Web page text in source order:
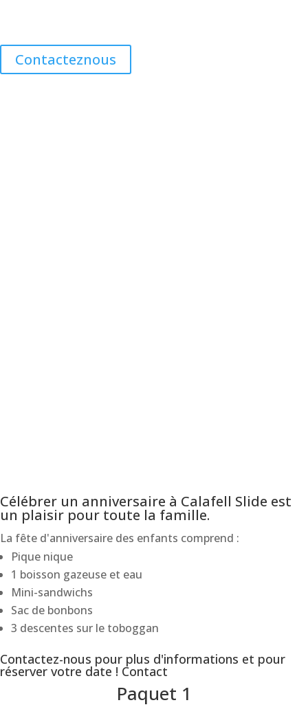
Contacteznous
Célébrer un anniversaire à Calafell Slide est
un plaisir pour toute la famille.
La fête d'anniversaire des enfants comprend :
Pique nique
1 boisson gazeuse et eau
Mini-sandwichs
Sac de bonbons
3 descentes sur le toboggan
Contactez-nous pour plus d'informations et pour
réserver votre date ! Contact
Paquet 1